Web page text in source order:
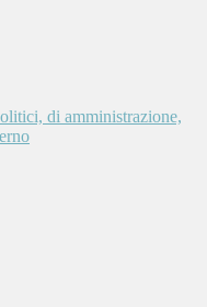
di amministrazione,